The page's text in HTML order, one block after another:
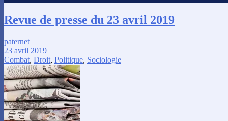
Revue de presse du 23 avril 2019
paternet
23 avril 2019
Combat, Droit, Politique, Sociologie